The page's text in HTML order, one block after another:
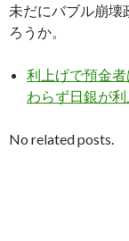
未だにバブル崩壊
ろうか。
利上げで預金
わらず日銀が
No related posts.